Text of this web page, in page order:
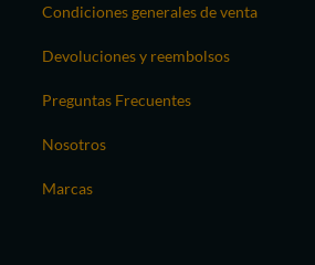
Condiciones generales de venta
Devoluciones y reembolsos
Preguntas Frecuentes
Nosotros
Marcas